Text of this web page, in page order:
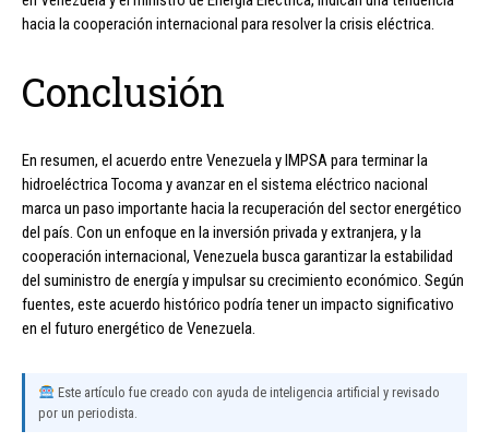
hacia la cooperación internacional para resolver la crisis eléctrica.
Conclusión
En resumen, el acuerdo entre Venezuela y IMPSA para terminar la
hidroeléctrica Tocoma y avanzar en el sistema eléctrico nacional
marca un paso importante hacia la recuperación del sector energético
del país. Con un enfoque en la inversión privada y extranjera, y la
cooperación internacional, Venezuela busca garantizar la estabilidad
del suministro de energía y impulsar su crecimiento económico. Según
fuentes, este acuerdo histórico podría tener un impacto significativo
en el futuro energético de Venezuela.
Este artículo fue creado con ayuda de inteligencia artificial y revisado
por un periodista.